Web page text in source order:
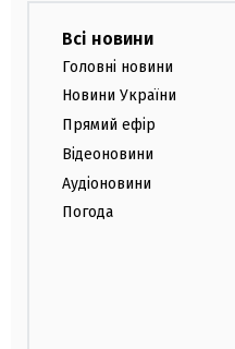
Всі новини
Головні новини
Новини України
Прямий ефір
Відеоновини
Аудіоновини
Погода